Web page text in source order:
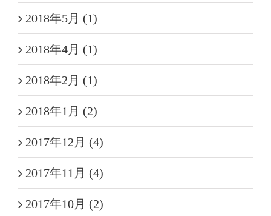
2018年5月 (1)
2018年4月 (1)
2018年2月 (1)
2018年1月 (2)
2017年12月 (4)
2017年11月 (4)
2017年10月 (2)